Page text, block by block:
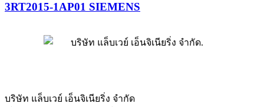
3RT2015-1AP01 SIEMENS
บริษัท แล็บเวย์ เอ็นจิเนียริ่ง จำกัด